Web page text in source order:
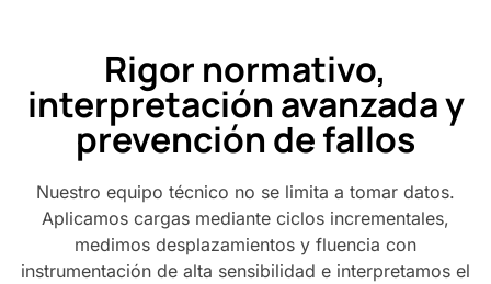
Rigor normativo,
interpretación avanzada y
prevención de fallos
Nuestro equipo técnico no se limita a tomar datos.
Aplicamos cargas mediante ciclos incrementales,
medimos desplazamientos y fluencia con
instrumentación de alta sensibilidad e interpretamos el